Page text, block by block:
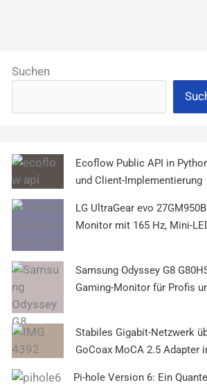
Suchen
Ecoflow Public API in
und Client-Implementierung
LG UltraGear evo
Monitor mit 165 Hz, Mini-
Samsung Odyssey G8
Gaming-Monitor für Profis
Stabiles Gigabit-Netzwerk
GoCoax MoCA 2.5 Adapter
Pi-hole Version 6: Ein